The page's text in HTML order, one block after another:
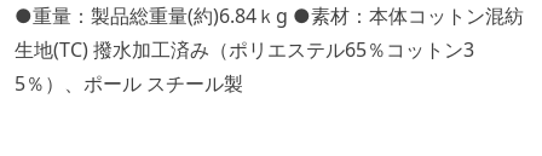
●重量：製品総重量(約)6.84ｋg ●素材：本体コットン混紡
生地(TC) 撥水加工済み（ポリエステル65％コットン3
5％）、ポール スチール製